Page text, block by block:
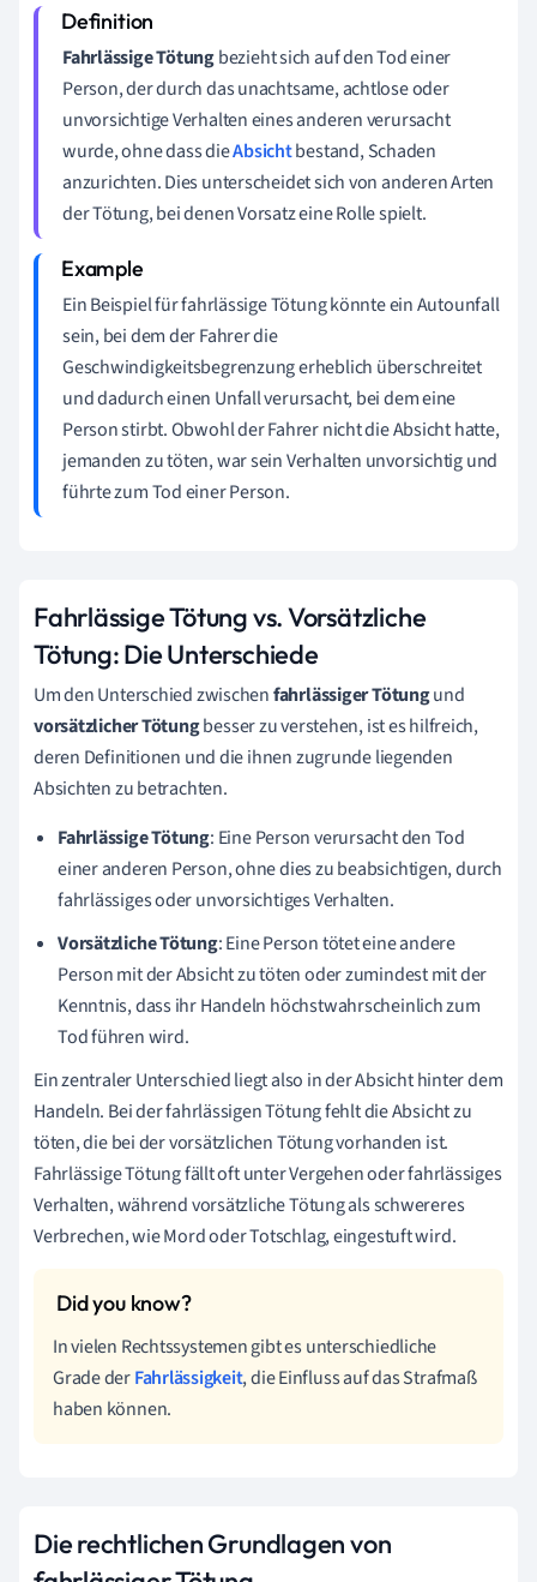
Fahrlässige Tötungbezieht sich auf den Tod einer
Person, der durch das unachtsame, achtlose oder
unvorsichtige Verhalten eines anderen verursacht
wurde, ohne dass dieAbsichtbestand, Schaden
anzurichten. Dies unterscheidet sich von anderen Arten
der Tötung, bei denen Vorsatz eine Rolle spielt.
Ein Beispiel für fahrlässige Tötung könnte ein Autounfall
sein, bei dem der Fahrer die
Geschwindigkeitsbegrenzung erheblich überschreitet
und dadurch einen Unfall verursacht, bei dem eine
Person stirbt. Obwohl der Fahrer nicht die Absicht hatte,
jemanden zu töten, war sein Verhalten unvorsichtig und
führte zum Tod einer Person.
Fahrlässige Tötung vs. Vorsätzliche
Tötung: Die Unterschiede
Um den Unterschied zwischenfahrlässiger Tötungund
vorsätzlicher Tötungbesser zu verstehen, ist es hilfreich,
deren Definitionen und die ihnen zugrunde liegenden
Absichten zu betrachten.
Fahrlässige Tötung: Eine Person verursacht den Tod
einer anderen Person, ohne dies zu beabsichtigen, durch
fahrlässiges oder unvorsichtiges Verhalten.
Vorsätzliche Tötung: Eine Person tötet eine andere
Person mit der Absicht zu töten oder zumindest mit der
Kenntnis, dass ihr Handeln höchstwahrscheinlich zum
Tod führen wird.
Ein zentraler Unterschied liegt also in der Absicht hinter dem
Handeln. Bei der fahrlässigen Tötung fehlt die Absicht zu
töten, die bei der vorsätzlichen Tötung vorhanden ist.
Fahrlässige Tötung fällt oft unter Vergehen oder fahrlässiges
Verhalten, während vorsätzliche Tötung als schwereres
Verbrechen, wie Mord oder Totschlag, eingestuft wird.
In vielen Rechtssystemen gibt es unterschiedliche
Grade derFahrlässigkeit, die Einfluss auf das Strafmaß
haben können.
Die rechtlichen Grundlagen von